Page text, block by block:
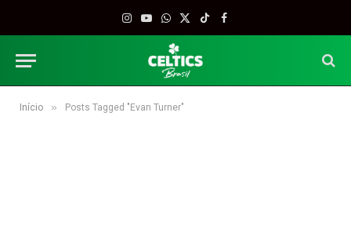
Instagram
YouTube
WhatsApp
X
TikTokFacebook
Início » Posts Tagged "Evan Turner"